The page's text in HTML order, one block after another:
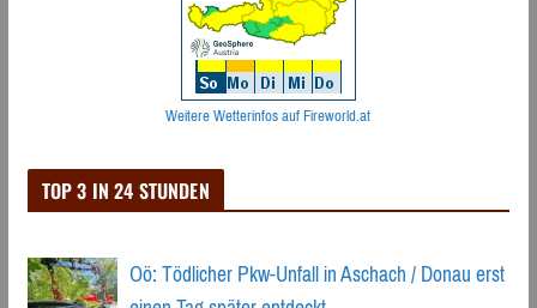
Weitere Wetterinfos auf Fireworld.at
TOP 3 IN 24 STUNDEN
Oö: Tödlicher Pkw-Unfall in Aschach / Donau erst